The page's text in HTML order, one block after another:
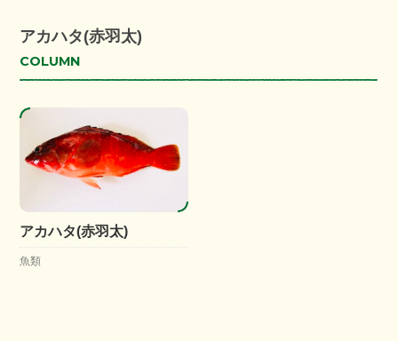
アカハタ(赤羽太)
COLUMN
アカハタ(赤羽太)
魚類